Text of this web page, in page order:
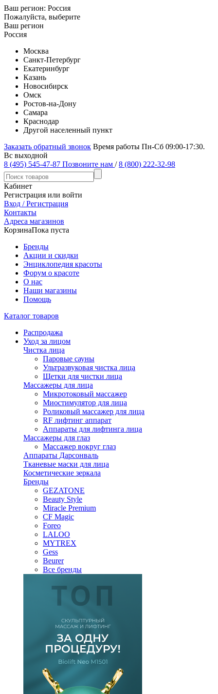
Ваш регион: Россия
Пожалуйста, выберите
Ваш регион
Россия
Москва
Санкт-Петербург
Екатеринбург
Казань
Новосибирск
Омск
Ростов-на-Дону
Самара
Краснодар
Другой населенный пункт
Заказать обратный звонок Время работы Пн-Сб 09:00-17:30.
Вс выходной
8 (495) 545-47-87 Позвоните нам / 8 (800) 222-32-98
Кабинет
Регистрация или войти
Вход / Регистрация
Контакты
Адреса магазинов
КорзинаПока пуста
Бренды
Акции и скидки
Энциклопедия красоты
Форум о красоте
О нас
Наши магазины
Помощь
Каталог товаров
Распродажа
Уход за лицом
Чистка лица
Паровые сауны
Ультразвуковая чистка лица
Щетки для чистки лица
Массажеры для лица
Микротоковый массажер
Миостимулятор для лица
Роликовый массажер для лица
RF лифтинг аппарат
Аппараты для лифтинга лица
Массажеры для глаз
Массажер вокруг глаз
Аппараты Дарсонваль
Тканевые маски для лица
Косметические зеркала
Бренды
GEZATONE
Beauty Style
Miracle Premium
CF Magic
Foreo
LALOO
MYTREX
Gess
Beurer
Все бренды